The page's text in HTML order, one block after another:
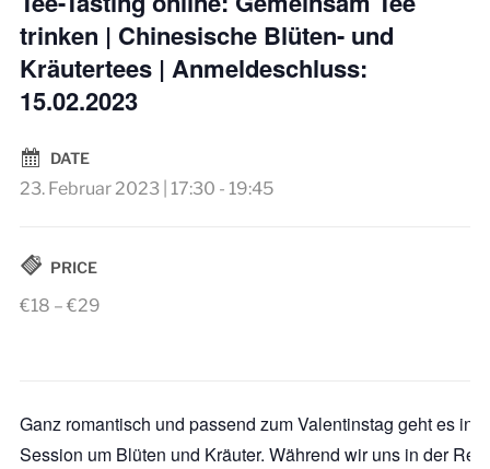
trinken | Chinesische Blüten- und
Kräutertees | Anmeldeschluss:
15.02.2023
DATE
23. Februar 2023 | 17:30 - 19:45
PRICE
€18 – €29
Ganz romantisch und passend zum Valentinstag geht es in
Session um Blüten und Kräuter. Während wir uns in der